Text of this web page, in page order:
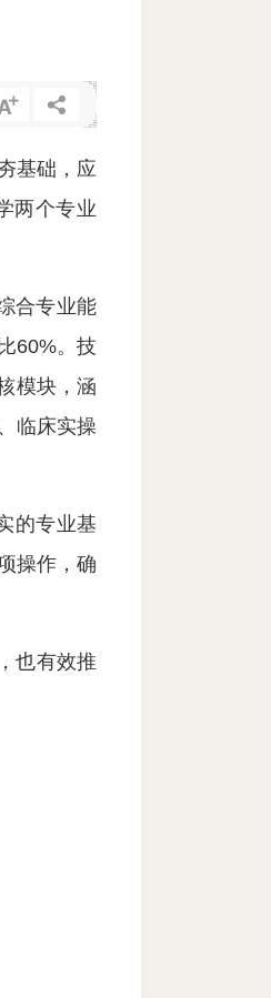
基础，应
两个专业
合专业能
60%。技
模块，涵
临床实操
的专业基
操作，确
也有效推